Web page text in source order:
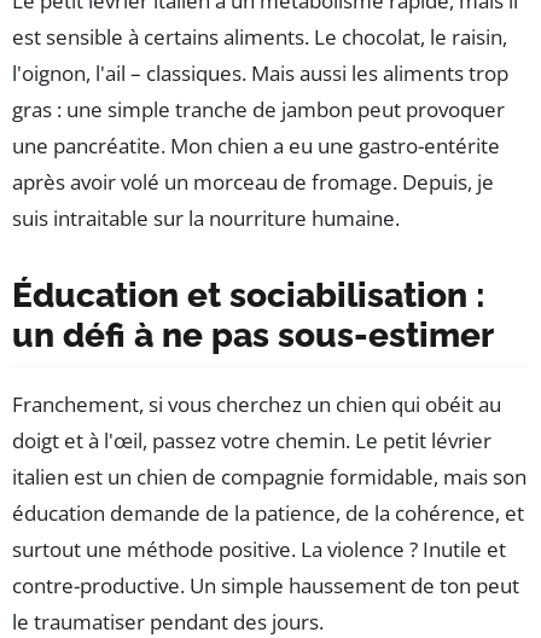
est sensible à certains aliments. Le chocolat, le raisin,
l'oignon, l'ail – classiques. Mais aussi les aliments trop
gras : une simple tranche de jambon peut provoquer
une pancréatite. Mon chien a eu une gastro-entérite
après avoir volé un morceau de fromage. Depuis, je
suis intraitable sur la nourriture humaine.
Éducation et sociabilisation :
un défi à ne pas sous-estimer
Franchement, si vous cherchez un chien qui obéit au
doigt et à l'œil, passez votre chemin. Le petit lévrier
italien est un chien de compagnie formidable, mais son
éducation demande de la patience, de la cohérence, et
surtout une méthode positive. La violence ? Inutile et
contre-productive. Un simple haussement de ton peut
le traumatiser pendant des jours.